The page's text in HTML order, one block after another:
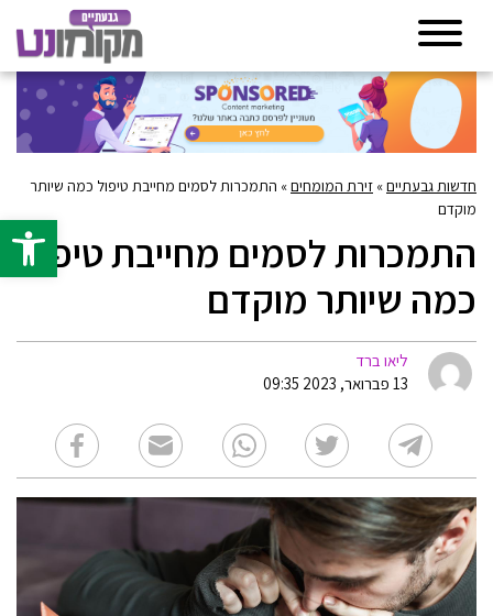
פתח
חדשות גבעתיים» זירת המומחים» ‏התמכרות לסמים מחייבת טיפול כמה שיותר
מוקדם
‏התמכרות לסמים מחייבת טיפול
כמה שיותר מוקדם
ליאו ברד
13 פברואר, 2023 09:35